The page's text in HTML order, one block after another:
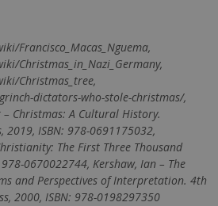
Francisco_Macas_Nguema,
Christmas_in_Nazi_Germany,
Christmas_tree,
dictators-who-stole-christmas/,
– Christmas: A Cultural History.
2019, ISBN: 978-0691175032,
The First Three Thousand
0670022744, Kershaw, Ian – The
and Perspectives of Interpretation. 4th
2000, ISBN: 978-0198297350